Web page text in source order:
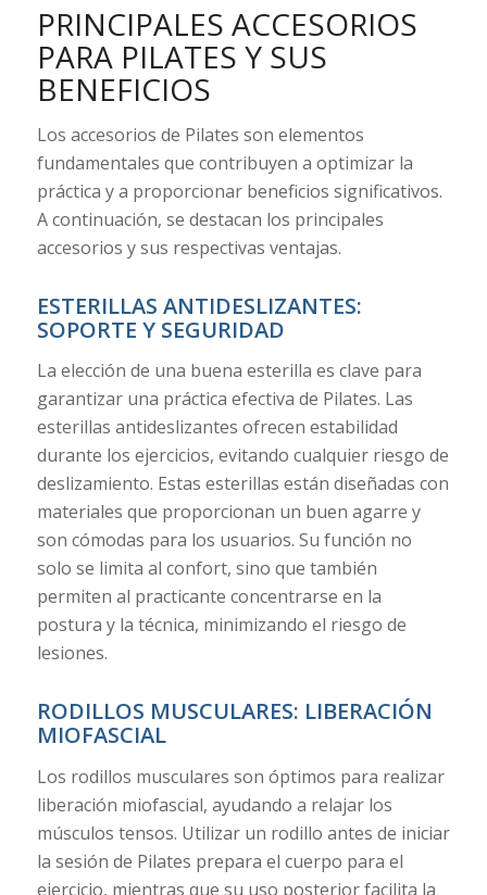
PRINCIPALES ACCESORIOS
PARA PILATES Y SUS
BENEFICIOS
Los accesorios de Pilates son elementos
fundamentales que contribuyen a optimizar la
práctica y a proporcionar beneficios significativos.
A continuación, se destacan los principales
accesorios y sus respectivas ventajas.
ESTERILLAS ANTIDESLIZANTES:
SOPORTE Y SEGURIDAD
La elección de una buena esterilla es clave para
garantizar una práctica efectiva de Pilates. Las
esterillas antideslizantes ofrecen estabilidad
durante los ejercicios, evitando cualquier riesgo de
deslizamiento. Estas esterillas están diseñadas con
materiales que proporcionan un buen agarre y
son cómodas para los usuarios. Su función no
solo se limita al confort, sino que también
permiten al practicante concentrarse en la
postura y la técnica, minimizando el riesgo de
lesiones.
RODILLOS MUSCULARES: LIBERACIÓN
MIOFASCIAL
Los rodillos musculares son óptimos para realizar
liberación miofascial, ayudando a relajar los
músculos tensos. Utilizar un rodillo antes de iniciar
la sesión de Pilates prepara el cuerpo para el
ejercicio, mientras que su uso posterior facilita la